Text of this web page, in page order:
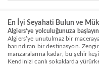
En İyi Seyahati Bulun ve
Algiers’ye yolculuğunuza başlayın
Algiers’ye unutulmaz bir
barındıran bir destinasyon.
manzaralarına kadar, bu şehir
Kendinizi canlı sokaklarda